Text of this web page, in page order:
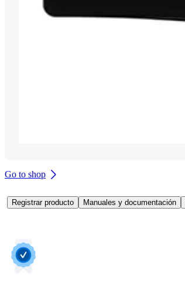
Go to shop
Registrar producto Manuales y documentación